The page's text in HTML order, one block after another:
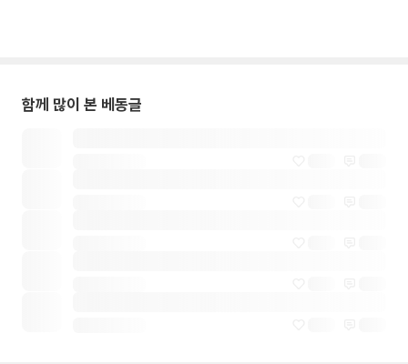
함께 많이 본 베동글